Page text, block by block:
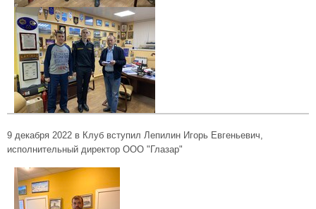
9 декабря 2022 в Клуб вступил Лепилин Игорь Евгеньевич,
исполнительный директор ООО "Глазар"